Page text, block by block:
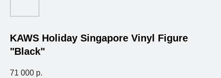
KAWS Holiday Singapore Vinyl Figure
"Black"
71 000 р.